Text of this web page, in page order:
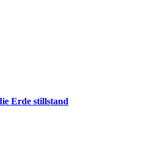
Erde stillstand